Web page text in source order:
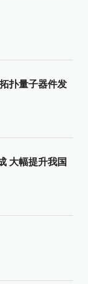
扑量子器件发
大幅提升我国